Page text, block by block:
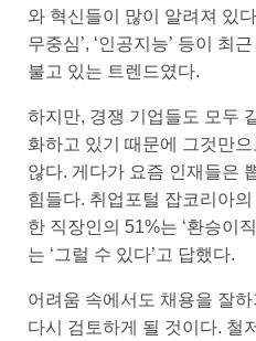
와 혁신들이 많이 알려져 있다.
무중심’, ‘인공지능’ 등이 최
불고 있는 트렌드였다.
하지만, 경쟁 기업들도 모두
화하고 있기 때문에 그것만
않다. 게다가 요즘 인재들은
힘들다. 취업포털 잡코리아
한 직장인의 51%는 ‘환승이
는 ‘그럴 수 있다’고 답했다.
어려움 속에서도 채용을 잘
다시 검토하게 될 것이다. 철